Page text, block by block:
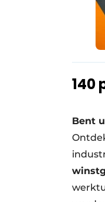
140
Bent